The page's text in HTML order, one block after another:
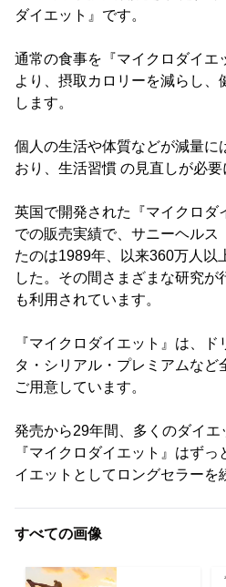
ダイエット』です。
通常の食事を『マイクロダイエ
より、摂取カロリーを減らし
します。
個人の生活や体質などが減量に
おり、生活習慣 の見直しが必要
英国で開発された『マイクロダ
での販売実績で、サニーヘルス
たのは1989年、以来360万人以
した。その間さまざまな研究
も利用されています。
『マイクロダイエット』は、
タ・シリアル・プレミアムなど
ご用意しています。
発売から29年間、多くのダイエ
『マイクロダイエット』はず
イエットとしてロングセラーを
すべての画像